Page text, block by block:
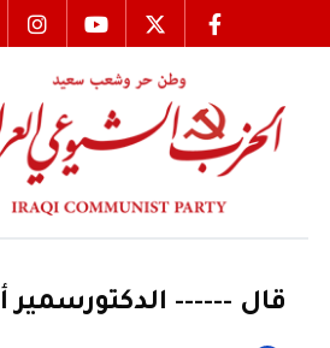
قال ------ الدكتورسمير